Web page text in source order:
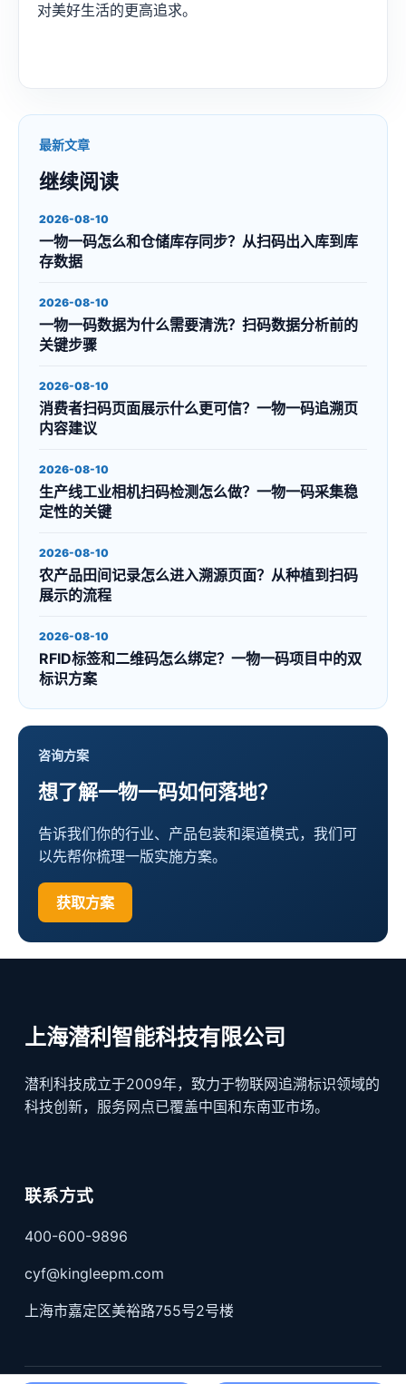
对美好生活的更高追求。
最新文章
继续阅读
2026-08-10
一物一码怎么和仓储库存同步？从扫码出入库到库
存数据
2026-08-10
一物一码数据为什么需要清洗？扫码数据分析前的
关键步骤
2026-08-10
消费者扫码页面展示什么更可信？一物一码追溯页
内容建议
2026-08-10
生产线工业相机扫码检测怎么做？一物一码采集稳
定性的关键
2026-08-10
农产品田间记录怎么进入溯源页面？从种植到扫码
展示的流程
2026-08-10
RFID标签和二维码怎么绑定？一物一码项目中的双
标识方案
咨询方案
想了解一物一码如何落地？
告诉我们你的行业、产品包装和渠道模式，我们可
以先帮你梳理一版实施方案。
获取方案
上海潜利智能科技有限公司
潜利科技成立于2009年，致力于物联网追溯标识领域的
科技创新，服务网点已覆盖中国和东南亚市场。
联系方式
400-600-9896
cyf@kingleepm.com
上海市嘉定区美裕路755号2号楼